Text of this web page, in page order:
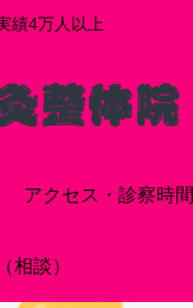
績4万人以上
アクセス・診察時間
相談）